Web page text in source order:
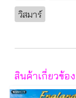
วิสมาร์
สินค้าเกี่ยวข้อง